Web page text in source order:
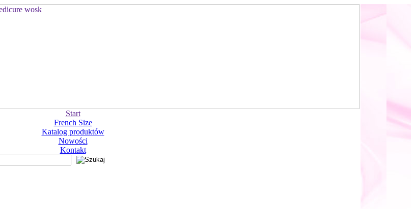
Start
French Size
Katalog produktów
Nowości
Kontakt